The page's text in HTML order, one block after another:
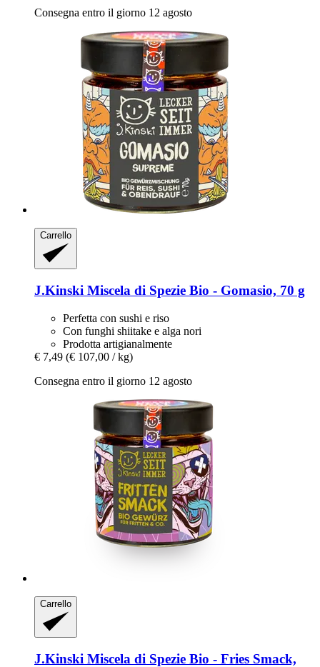
Consegna entro il giorno 12 agosto
Carrello
J.Kinski Miscela di Spezie Bio -​ Gomasio, 70 g
Perfetta con sushi e riso
Con funghi shiitake e alga nori
Prodotta artigianalmente
€ 7,49 (€ 107,00 / kg)
Consegna entro il giorno 12 agosto
Carrello
J.Kinski Miscela di Spezie Bio -​ Fries Smack,